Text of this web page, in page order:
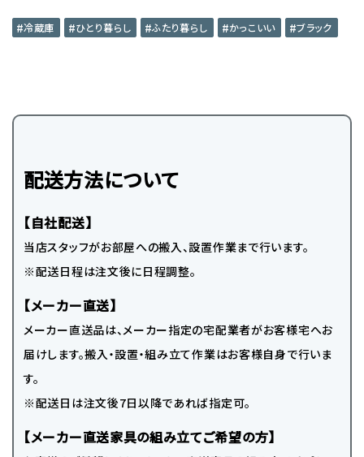
冷蔵庫 ひとり暮らし ふたり暮らし かっこいい ブラック
配送方法について
【自社配送】
当店スタッフがお部屋への搬入、設置作業まで行います。
※配送日程は注文後に日程調整。
【メーカー直送】
メーカー直送品は、メーカー指定の宅配業者がお客様宅へお
届けします。搬入・設置・組み立て作業はお客様自身で行いま
す。
※配送日は注文後7日以降であれば指定可。
【メーカー直送家具の組み立てご希望の方】